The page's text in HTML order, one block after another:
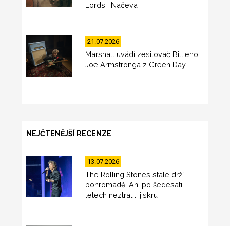
Lords i Načeva
21.07.2026
Marshall uvádí zesilovač Billieho
Joe Armstronga z Green Day
NEJČTENĚJŠÍ RECENZE
13.07.2026
The Rolling Stones stále drží
pohromadě. Ani po šedesáti
letech neztratili jiskru